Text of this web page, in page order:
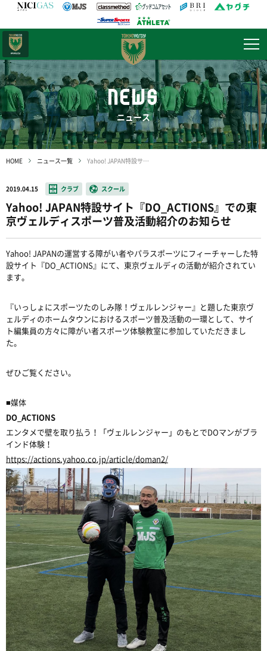
NEWS
ニュース
HOME ニュース一覧 Yahoo! JAPAN特設サイト『DO_ACTIONS』での東京ヴェルディスポーツ普及活動紹介のお知らせ
2019.04.15 クラブ スクール
Yahoo! JAPAN特設サイト『DO_ACTIONS』での東
京ヴェルディスポーツ普及活動紹介のお知らせ
Yahoo! JAPANの運営する障がい者やパラスポーツにフィーチャーした特
設サイト『DO_ACTIONS』にて、東京ヴェルディの活動が紹介されてい
ます。
『いっしょにスポーツたのしみ隊！ヴェルレンジャー』と題した東京ヴ
ェルディのホームタウンにおけるスポーツ普及活動の一環として、サイ
ト編集員の方々に障がい者スポーツ体験教室に参加していただきまし
た。
ぜひご覧ください。
■媒体
DO_ACTIONS
エンタメで壁を取り払う！「ヴェルレンジャー」のもとでDOマンがブラ
インド体験！
https://actions.yahoo.co.jp/article/doman2/